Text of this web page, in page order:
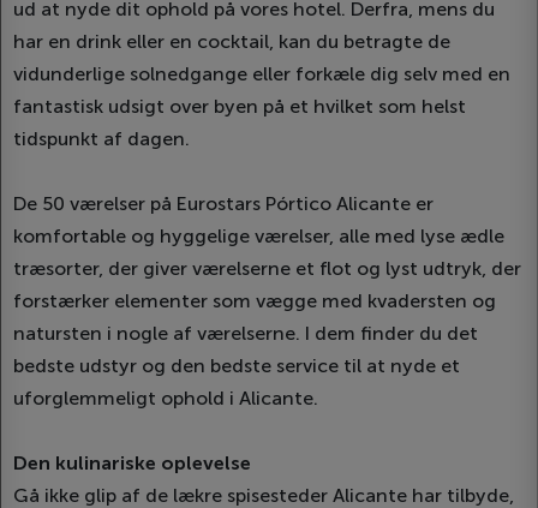
ud at nyde dit ophold på vores hotel. Derfra, mens du
har en drink eller en cocktail, kan du betragte de
vidunderlige solnedgange eller forkæle dig selv med en
fantastisk udsigt over byen på et hvilket som helst
tidspunkt af dagen.
De 50 værelser på Eurostars Pórtico Alicante er
komfortable og hyggelige værelser, alle med lyse ædle
træsorter, der giver værelserne et flot og lyst udtryk, der
forstærker elementer som vægge med kvadersten og
natursten i nogle af værelserne. I dem finder du det
bedste udstyr og den bedste service til at nyde et
uforglemmeligt ophold i Alicante.
Den kulinariske oplevelse
Gå ikke glip af de lækre spisesteder Alicante har tilbyde,